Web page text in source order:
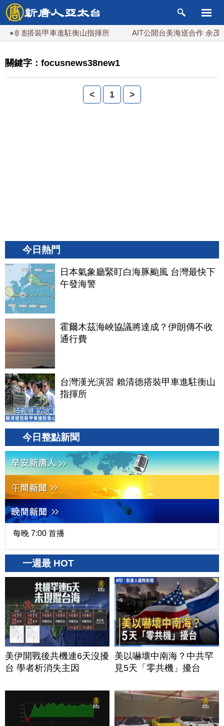
清德搭裝甲車進駐衡山指揮所 AIT公開台美海巡合作 余茂
關鍵字：focusnews38new1
< 1 >
今日熱門
日本氣象廳緊盯白海豚颱風 台灣最快下
午發海警
霍爾木茲海峽協議將達成？伊朗傳不收
通行費
台灣漢光演習 賴清德搭裝甲車進駐衡山
指揮所
今日整點新聞
每晚 7:00 首播
一週最 HOT
美伊開戰後共機連6天沒擾
台 學者析消失主因
美以嚇壞中南海？中共罕
見5天「零共機」擾台